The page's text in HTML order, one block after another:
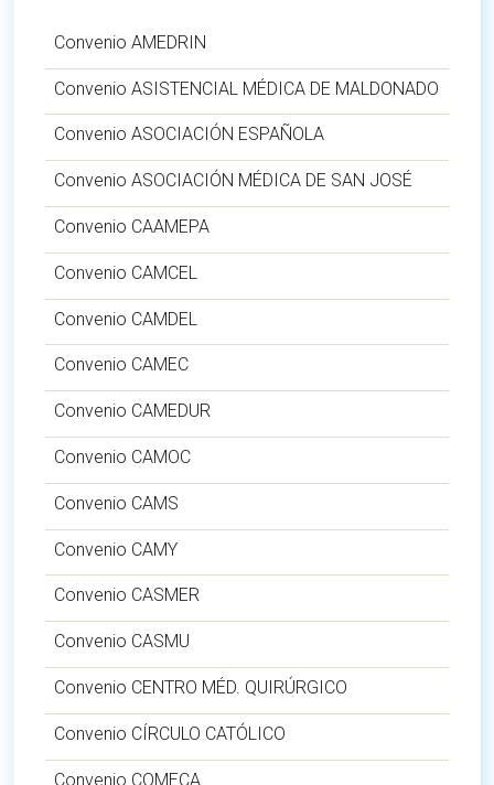
Convenio AMEDRIN
Convenio ASISTENCIAL MÉDICA DE MALDONADO
Convenio ASOCIACIÓN ESPAÑOLA
Convenio ASOCIACIÓN MÉDICA DE SAN JOSÉ
Convenio CAAMEPA
Convenio CAMCEL
Convenio CAMDEL
Convenio CAMEC
Convenio CAMEDUR
Convenio CAMOC
Convenio CAMS
Convenio CAMY
Convenio CASMER
Convenio CASMU
Convenio CENTRO MÉD. QUIRÚRGICO
Convenio CÍRCULO CATÓLICO
Convenio COMECA